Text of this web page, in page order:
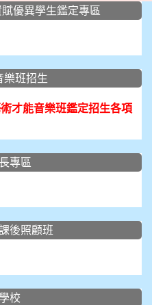
優異學生鑑定專區
樂班招生
才能音樂班鑑定招生各項
專區
後照顧班
校